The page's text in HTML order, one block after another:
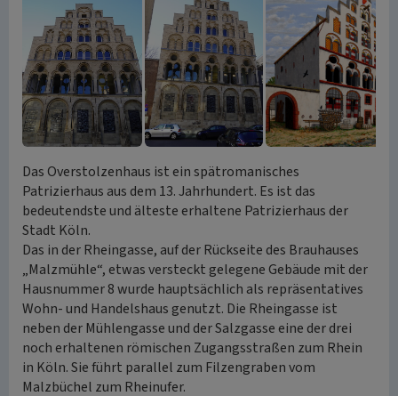
Das Overstolzenhaus ist ein spätromanisches
Patrizierhaus aus dem 13. Jahrhundert. Es ist das
bedeutendste und älteste erhaltene Patrizierhaus der
Stadt Köln.
Das in der Rheingasse, auf der Rückseite des Brauhauses
„Malzmühle“, etwas versteckt gelegene Gebäude mit der
Hausnummer 8 wurde hauptsächlich als repräsentatives
Wohn- und Handelshaus genutzt. Die Rheingasse ist
neben der Mühlengasse und der Salzgasse eine der drei
noch erhaltenen römischen Zugangsstraßen zum Rhein
in Köln. Sie führt parallel zum Filzengraben vom
Malzbüchel zum Rheinufer.